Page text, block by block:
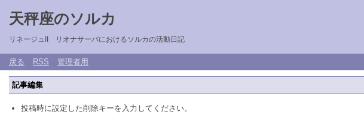
天秤座のソルカ
リネージュII リオナサーバにおけるソルカの活動日記
戻る RSS 管理者用
記事編集
投稿時に設定した削除キーを入力してください。